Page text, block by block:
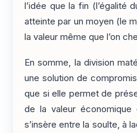
l’idée que la fin (l’égalité
atteinte par un moyen (le
la valeur même que l’on
En somme, la division
une solution de
que si elle permet de
de la valeur
s’insère entre la soulte, à